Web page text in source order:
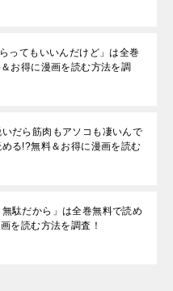
ってもいいんだけど」は全巻
お得に漫画を読む⽅法を調
だら筋肉もアソコも凄いんで
る!?無料＆お得に漫画を読む
無駄だから」は全巻無料で読め
を読む⽅法を調査！